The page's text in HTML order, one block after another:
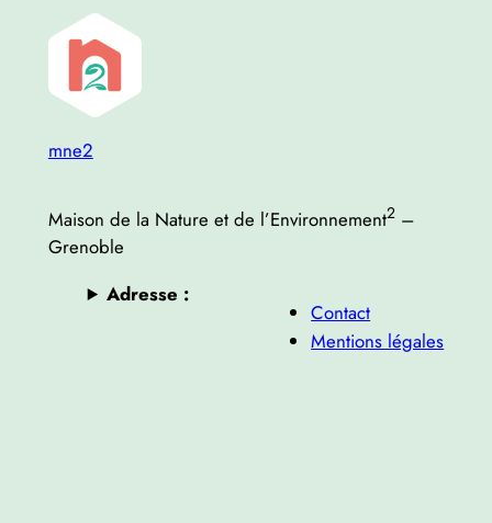
mne2
Maison de la Nature et de l’Environnement2–
Grenoble
Adresse :
Contact
Mentions légales